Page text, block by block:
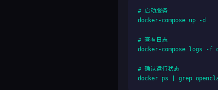
# 启动服务
docker-compose up -d
# 查看日志
docker-compose logs -f
# 确认运行状态
docker ps | grep